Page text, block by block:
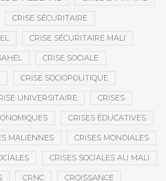
CRISE SÉCURITAIRE
CRISE SÉCURITAIRE MALI
CRISE SOCIALE
CRISE SOCIOPOLITIQUE
UNIVERSITAIRE CRISES
CRISES ÉDUCATIVES
MALIENNES CRISES MONDIALES
CRISES SOCIALES AU MALI
CRNC CROISSANCE